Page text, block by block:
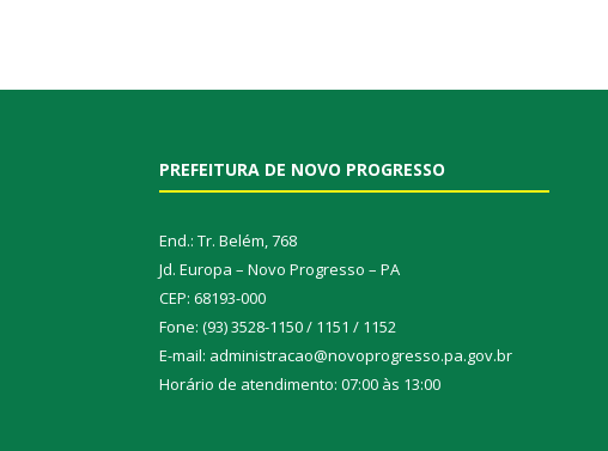
PREFEITURA DE NOVO PROGRESSO
End.: Tr. Belém, 768
Jd. Europa – Novo Progresso – PA
CEP: 68193-000
Fone: (93) 3528-1150 / 1151 / 1152
E-mail: administracao@novoprogresso.pa.gov.br
Horário de atendimento: 07:00 às 13:00